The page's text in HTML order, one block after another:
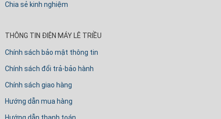
Chia sẻ kinh nghiệm
THÔNG TIN ĐIỆN MÁY LÊ TRIỀU
Chính sách bảo mật thông tin
Chính sách đổi trả-bảo hành
Chính sách giao hàng
Hướng dẫn mua hàng
Hướng dẫn thanh toán